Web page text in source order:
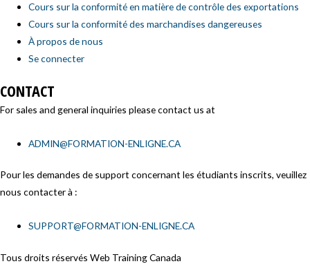
Cours sur la conformité en matière de contrôle des exportations
Cours sur la conformité des marchandises dangereuses
À propos de nous
Se connecter
CONTACT
For sales and general inquiries please contact us at
ADMIN@FORMATION-ENLIGNE.CA
Pour les demandes de support concernant les étudiants inscrits, veuillez
nous contacter à :
SUPPORT@FORMATION-ENLIGNE.CA
Tous droits réservés Web Training Canada